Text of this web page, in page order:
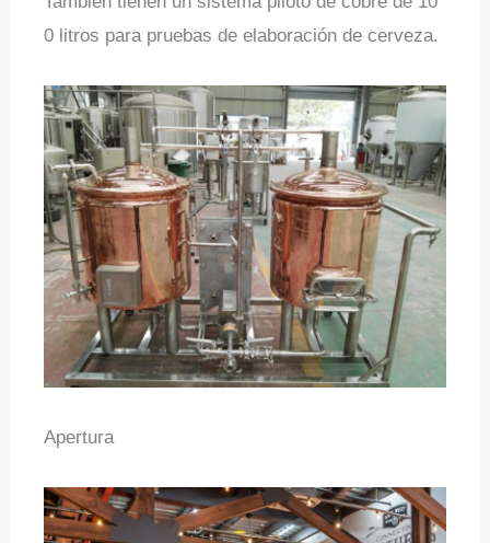
0 litros para pruebas de elaboración de cerveza.
Apertura